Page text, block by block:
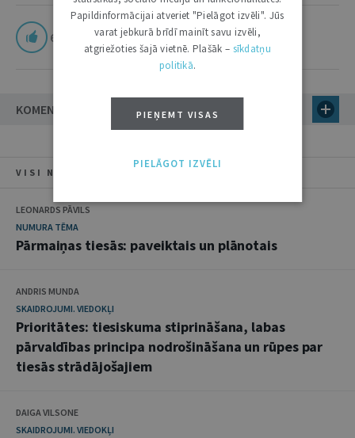
6
KOMENTĀRI
VISI NUMURA RAKSTI
LEONARDS PĀVILS
NUMURA TĒMA
Pārmaiņas tiesās: paveiktais un plānotais
ANDRIS MUNDA
SKAIDROJUMI. VIEDOKĻI
Prioritātes: tiesiskuma stiprināšana, labas
pārvaldības principa nodrošināšana un rūpes par
tiesās strādājošajiem
DAIGA VILSONE
SKAIDROJUMI. VIEDOKĻI
Papildinformācijai atveriet "Pielāgot izvēli". Jūs
varat jebkurā brīdī mainīt savu izvēli,
atgriežoties šajā vietnē. Plašāk – sīkdatņu
politikā.
PIEŅEMT VISAS
PIELĀGOT IZVĒLI